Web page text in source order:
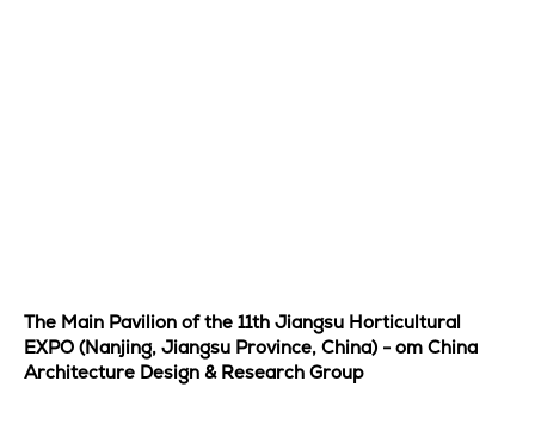
The Main Pavilion of the 11th Jiangsu Horticultural
EXPO (Nanjing, Jiangsu Province, China) - от China
Architecture Design & Research Group